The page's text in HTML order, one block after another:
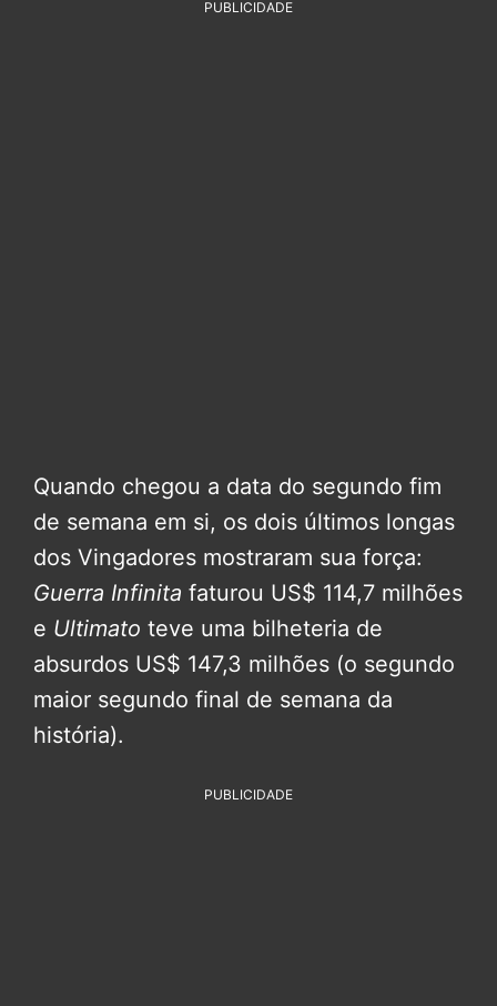
PUBLICIDADE
Quando chegou a data do segundo fim
de semana em si, os dois últimos longas
dos Vingadores mostraram sua força:
Guerra Infinita faturou US$ 114,7 milhões
e Ultimato teve uma bilheteria de
absurdos US$ 147,3 milhões (o segundo
maior segundo final de semana da
história).
PUBLICIDADE